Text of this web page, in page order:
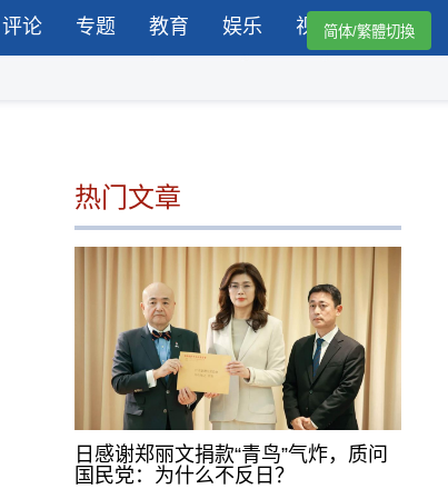
评论 专题 教育 娱乐 视频简体/繁體切換
热门文章
日感谢郑丽文捐款“青鸟”气炸，质问
国民党：为什么不反日？